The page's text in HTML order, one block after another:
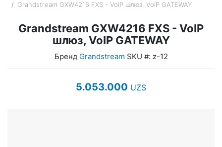
Оборудование Mikrotik
Grandstream GXW4216 FXS - VoIP шлюз, VoIP GATEWAY
Grandstream GXW4216 FXS - VoIP
шлюз, VoIP GATEWAY
Бренд Grandstream SKU #: z-12
5.053.000 UZS